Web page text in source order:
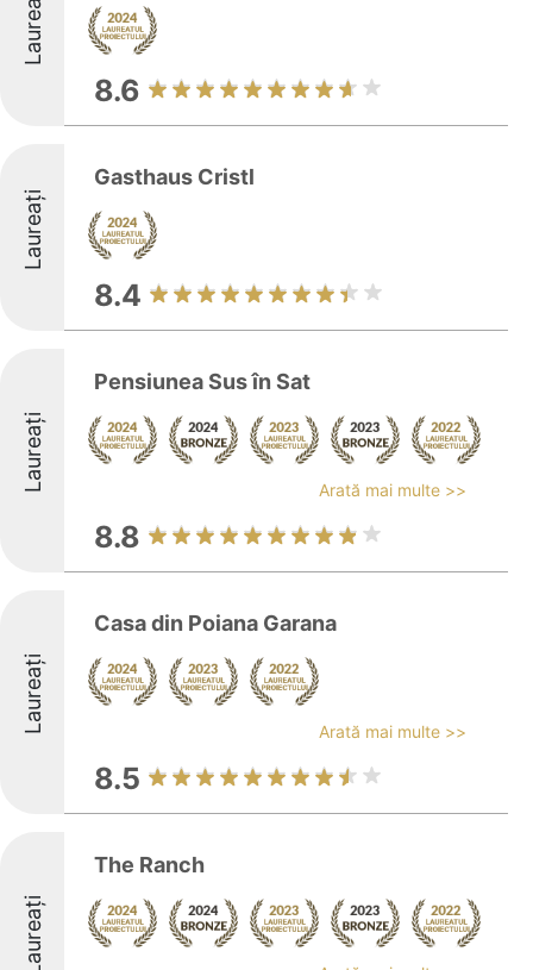
Laureați
8.6
Laureați
Gasthaus Cristl
8.4
Laureați
Pensiunea Sus în Sat
Arată mai multe >>
8.8
Laureați
Casa din Poiana Garana
Arată mai multe >>
8.5
Laureați
The Ranch